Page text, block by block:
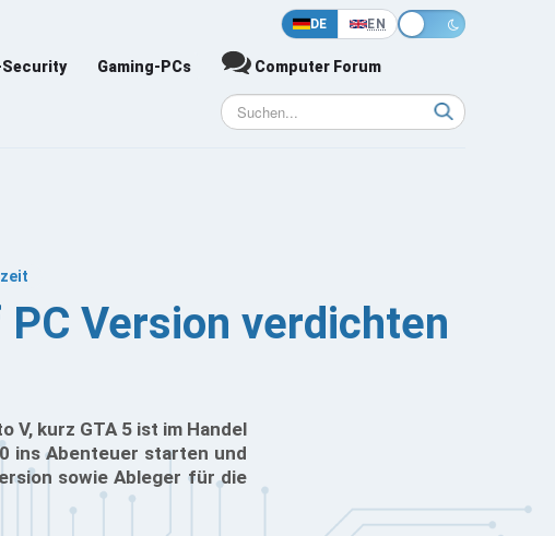
DE EN
Security Gaming-PCs Computer Forum
Version verdichten
kurz GTA 5 ist im Handel
ins Abenteuer starten und
sowie Ableger für die